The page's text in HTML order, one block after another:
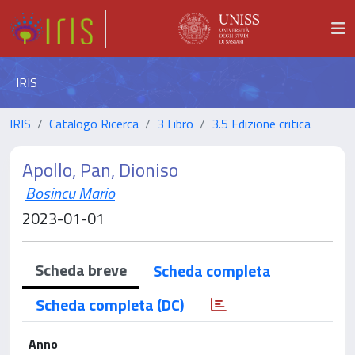
IRIS
IRIS Catalogo Ricerca 3 Libro 3.5 Edizione critica
Apollo, Pan, Dioniso
Bosincu Mario
2023-01-01
Scheda breve
Scheda completa
Scheda completa (DC)
Anno